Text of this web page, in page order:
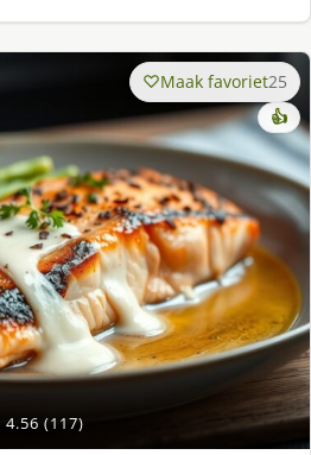
4.56 (117)
Maak favoriet25
👍